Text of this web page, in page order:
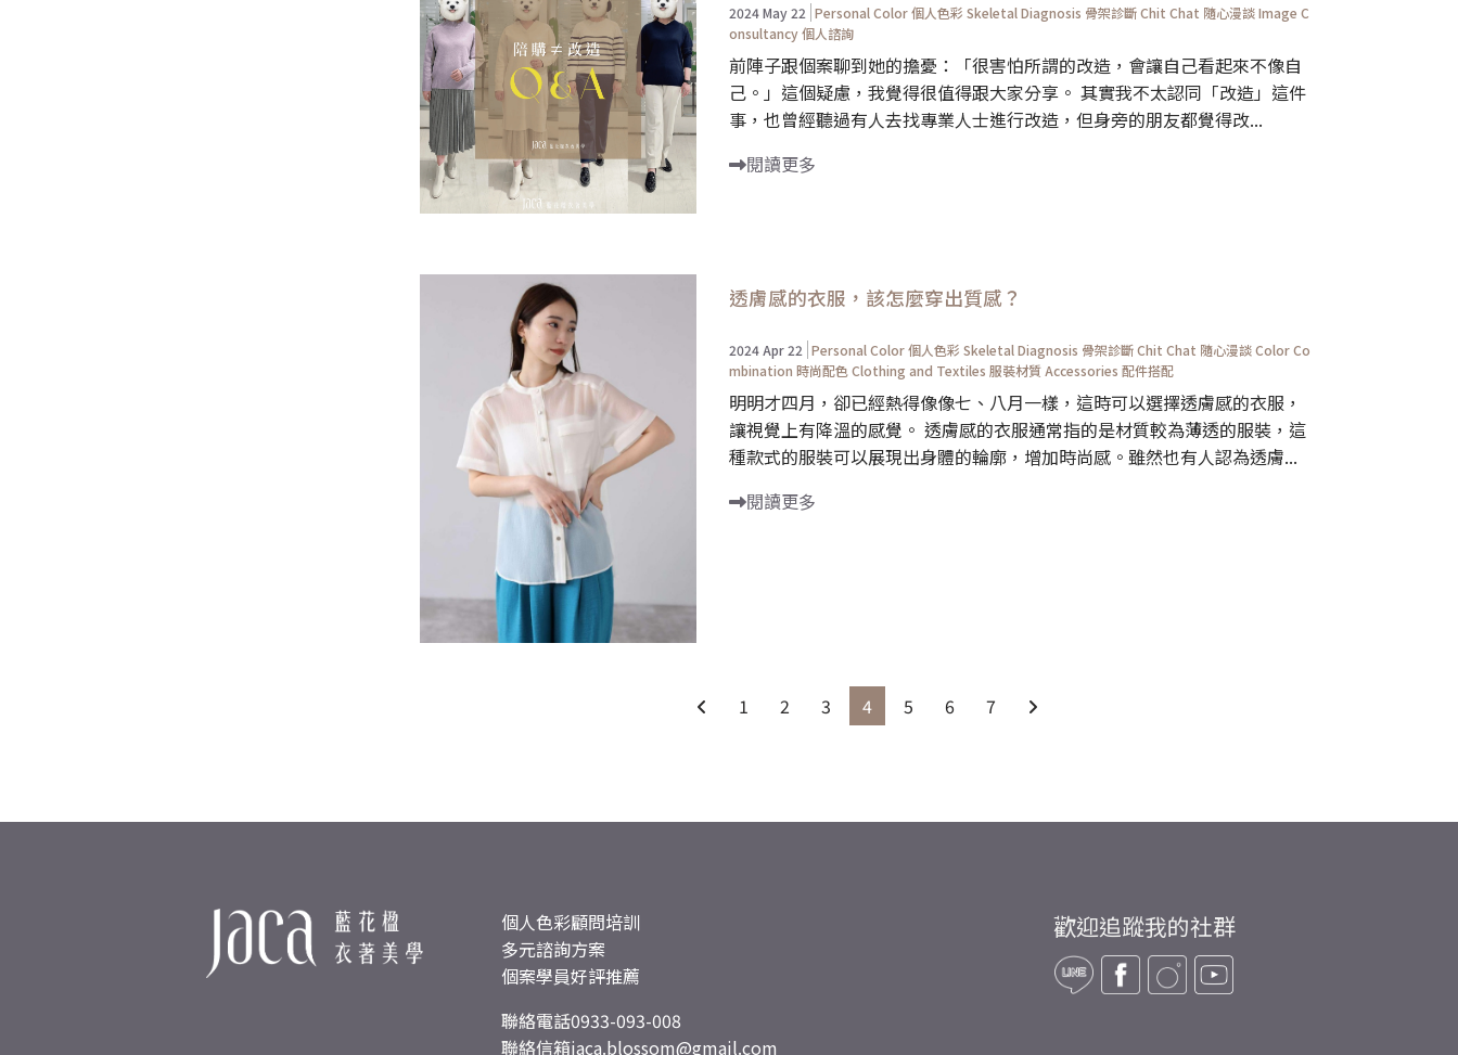
2024 May 22 Personal Color 個人色彩 Skeletal Diagnosis 骨架診斷Chit Chat 隨心漫談Image C
onsultancy 個人諮詢
前陣子跟個案聊到她的擔憂：「很害怕所謂的改造，會讓自己看起來不像自
己。」這個疑慮，我覺得很值得跟大家分享。 其實我不太認同「改造」這件
事，也曾經聽過有人去找專業人士進行改造，但身旁的朋友都覺得改...
閱讀更多
透膚感的衣服，該怎麼穿出質感？
2024 Apr 22 Personal Color 個人色彩 Skeletal Diagnosis 骨架診斷Chit Chat 隨心漫談Color Co
mbination 時尚配色Clothing and Textiles 服裝材質Accessories 配件搭配
明明才四月，卻已經熱得像像七、八月一樣，這時可以選擇透膚感的衣服，
讓視覺上有降溫的感覺。 透膚感的衣服通常指的是材質較為薄透的服裝，這
種款式的服裝可以展現出身體的輪廓，增加時尚感。雖然也有人認為透膚...
閱讀更多
1 2 3 4 5 6 7
個人色彩顧問培訓
多元諮詢方案
個案學員好評推薦
聯絡電話0933-093-008
聯絡信箱jaca.blossom@gmail.com
歡迎追蹤我的社群